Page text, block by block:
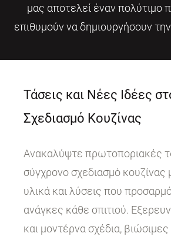
μας αποτελεί έναν πολύτιμο
επιθυμούν να δημιουργήσουν την
Τάσεις και Νέες Ιδέες
Σχεδιασμό Κουζίνας
Ανακαλύψτε πρωτοποριακές
σύγχρονο σχεδιασμό κουζίνας
υλικά και λύσεις που
ανάγκες κάθε σπιτιού.
και μοντέρνα σχέδια,